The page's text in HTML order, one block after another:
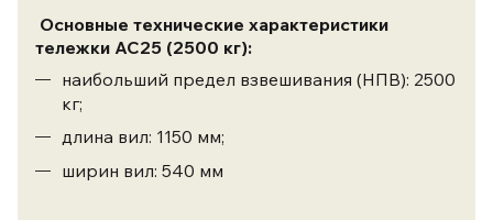
Основные технические характеристики
тележки АС25 (2500 кг):
наибольший предел взвешивания (НПВ): 2500
кг;
длина вил: 1150 мм;
ширин вил: 540 мм